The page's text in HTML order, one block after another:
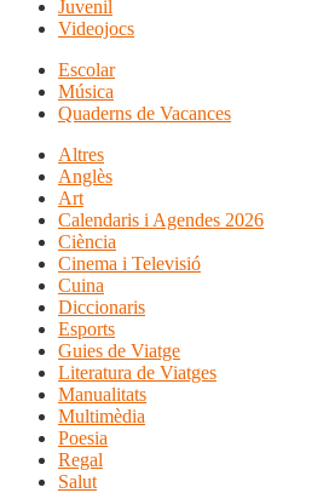
Juvenil
Videojocs
Escolar
Música
Quaderns de Vacances
Altres
Anglès
Art
Calendaris i Agendes 2026
Ciència
Cinema i Televisió
Cuina
Diccionaris
Esports
Guies de Viatge
Literatura de Viatges
Manualitats
Multimèdia
Poesia
Regal
Salut